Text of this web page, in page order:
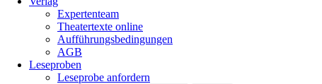
Expertenteam
Theatertexte online
Aufführungsbedingungen
AGB
Leseproben
Leseprobe anfordern